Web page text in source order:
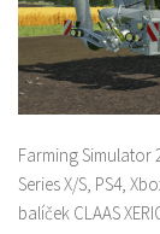
Farming Simulator
Series X/S, PS4,
balíček CLAAS